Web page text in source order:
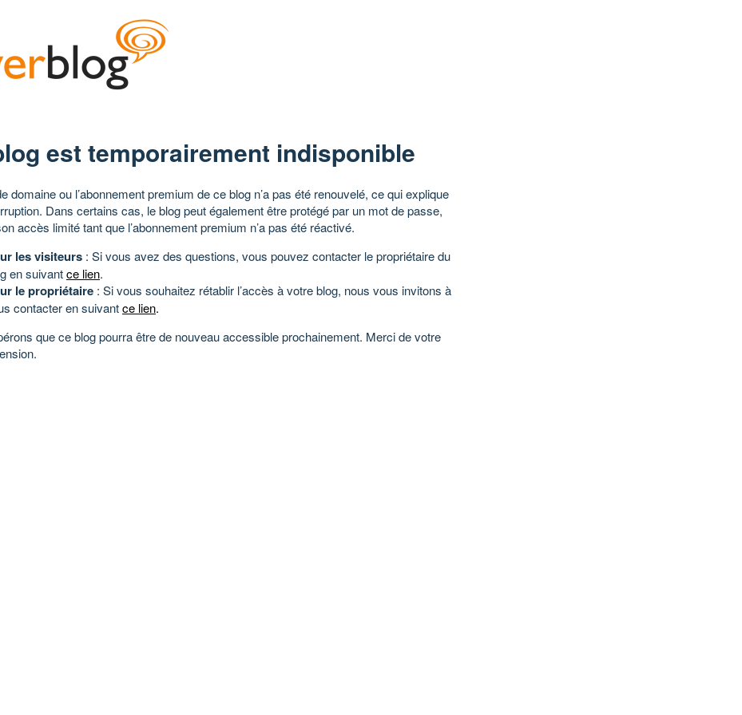
est temporairement indisponible
domaine ou l’abonnement premium de ce blog n’a pas été renouvelé, ce qui explique
Dans certains cas, le blog peut également être protégé par un mot de passe,
accès limité tant que l’abonnement premium n’a pas été réactivé.
les visiteurs : Si vous avez des questions, vous pouvez contacter le propriétaire du
en suivantce lien.
le propriétaire : Si vous souhaitez rétablir l’accès à votre blog, nous vous invitons à
contacter en suivantce lien.
que ce blog pourra être de nouveau accessible prochainement. Merci de votre